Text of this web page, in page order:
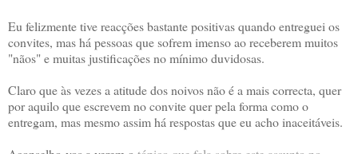
Eu felizmente tive reacções bastante positivas quando entreguei os
convites, mas há pessoas que sofrem imenso ao receberem muitos
"nãos" e muitas justificações no mínimo duvidosas.
Claro que às vezes a atitude dos noivos não é a mais correcta, quer
por aquilo que escrevem no convite quer pela forma como o
entregam, mas mesmo assim há respostas que eu acho inaceitáveis.